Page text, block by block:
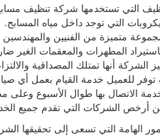
التي تستخدمها شركة تنظيف
التي توجد داخل مياه المسابح.
متميزة من الفنيين والمهندسين
المطهرات والمعقمات الغير
الشركة أنها تمتلك المصداقية
للعميل خدمة القيام بعمل أي
الاتصال بها طوال الأسبوع
أرخص الشركات التي تقدم جميع
الهامة التي تسعى إلى تحقيقها